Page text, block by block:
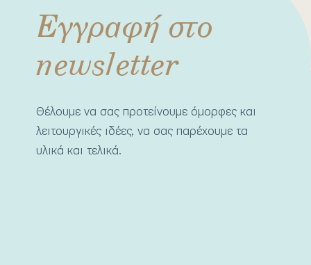
Εγγραφή στο
newsletter
Θέλουμε να σας προτείνουμε όμορφες και
λειτουργικές ιδέες, να σας παρέχουμε τα
υλικά και τελικά.